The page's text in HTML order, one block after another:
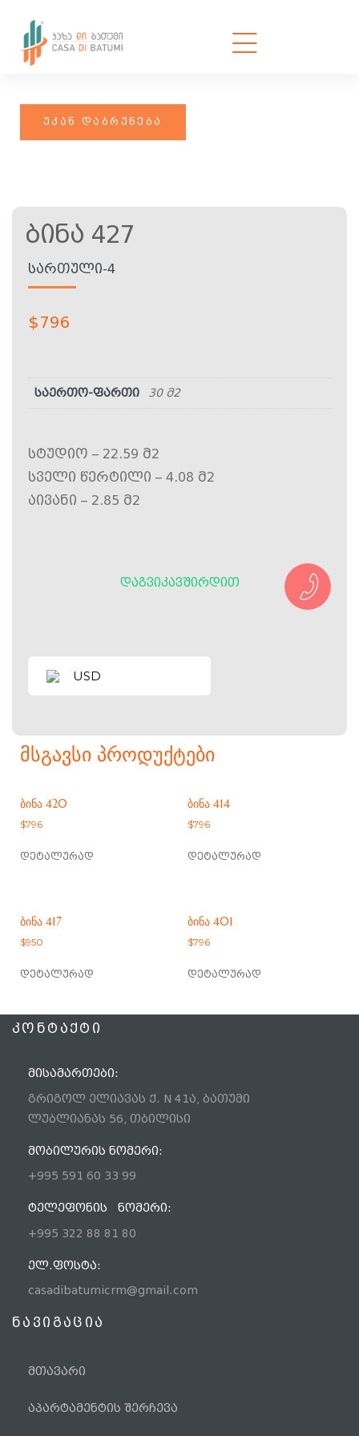
Ბინა 427
ᲡᲐᲠᲗᲣᲚᲘ-4
$796
საერთო-ფართი 30 მ2
სტუდიო – 22.59 მ2
სველი წერტილი – 4.08 მ2
აივანი – 2.85 მ2
ᲓᲐᲒᲕᲘᲙᲐᲕᲨᲘᲠᲓᲘᲗ
USD
ᲛᲡᲒᲐᲕᲡᲘ ᲞᲠᲝᲓᲣᲥᲢᲔᲑᲘ
ᲑᲘᲜᲐ 420
$796
დეტალურად
ᲑᲘᲜᲐ 414
$796
დეტალურად
ᲑᲘᲜᲐ 417
$950
დეტალურად
ᲑᲘᲜᲐ 401
$796
დეტალურად
ᲙᲝᲜᲢᲐᲥᲢᲘ
ᲛᲘᲡᲐᲛᲐᲠᲗᲔᲑᲘ:
გრიგოლ ელიავას ქ. N 41ა, ბათუმი
ლუბლიანას 56, თბილისი
ᲛᲝᲑᲘᲚᲣᲠᲘᲡ ᲜᲝᲛᲔᲠᲘ:
+995 591 60 33 99
ᲢᲔᲚᲔᲤᲝᲜᲘᲡ ᲜᲝᲛᲔᲠᲘ:
+995 322 88 81 80
ᲔᲚ.ᲤᲝᲡᲢᲐ:
casadibatumicrm@gmail.com
ნავიგაცია
მთავარი
აპარტამენტის შერჩევა